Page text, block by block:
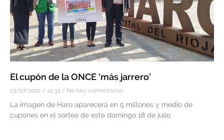
El cupón de la ONCE ‘más jarrero’
13/07/2021 14:33 No hay comentarios
La imagen de Haro aparecerá en 5 millones y medio de
cupones en el sorteo de este domingo 18 de julio